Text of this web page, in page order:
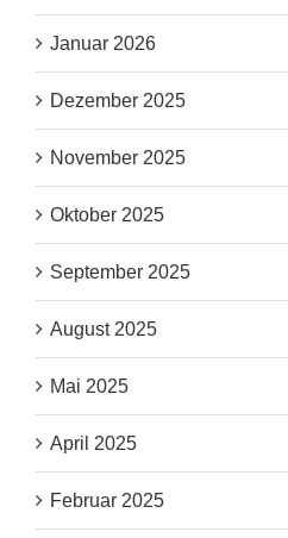
Januar 2026
Dezember 2025
November 2025
Oktober 2025
September 2025
August 2025
Mai 2025
April 2025
Februar 2025